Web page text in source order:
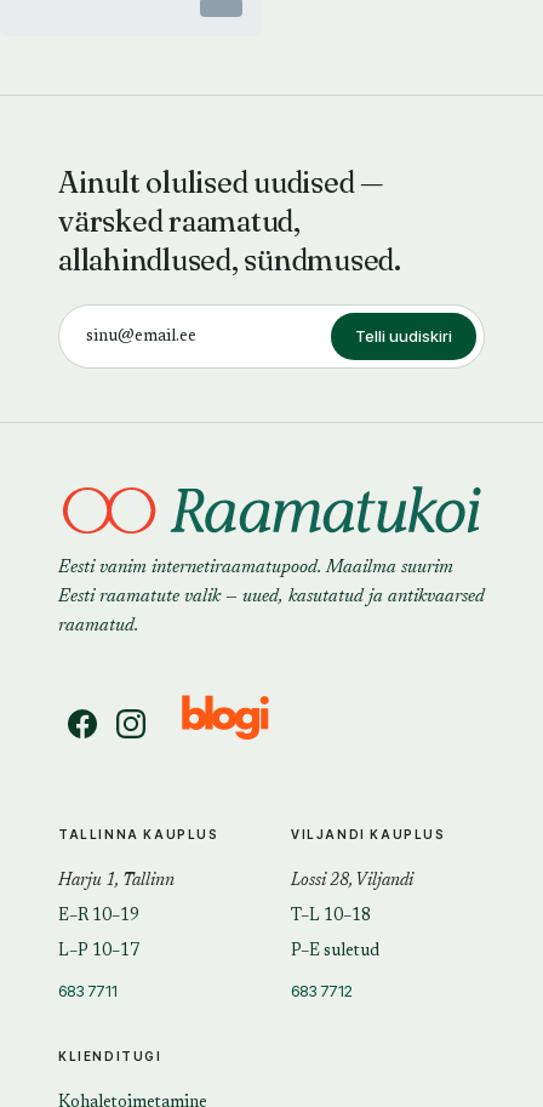
Ainult olulised uudised —
värsked raamatud,
allahindlused, sündmused.
Telli uudiskiri
Eesti vanim internetiraamatupood. Maailma suurim
Eesti raamatute valik — uued, kasutatud ja antikvaarsed
raamatud.
KLIENDITUGI
TALLINNA KAUPLUS
Harju 1, Tallinn
E–R 10–19
L–P 10–17
683 7711
VILJANDI KAUPLUS
Lossi 28, Viljandi
T–L 10–18
P–E suletud
683 7712